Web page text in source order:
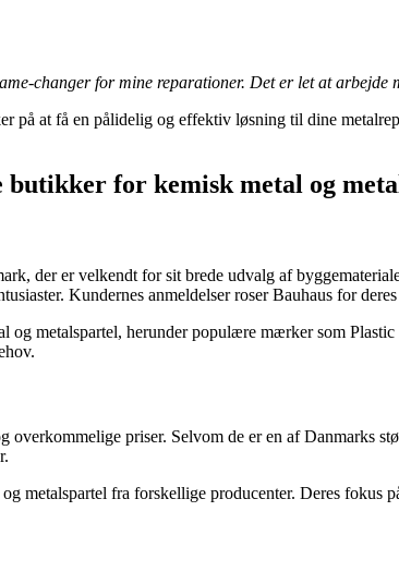
changer for mine reparationer. Det er let at
på at få en pålidelig og effektiv løsning til dine
butikker for kemisk metal og
der er velkendt for sit brede udvalg af
Kundernes anmeldelser roser Bauhaus for
metalspartel, herunder populære mærker som
priser. Selvom de er en af Danmarks
metalspartel fra forskellige producenter. Deres